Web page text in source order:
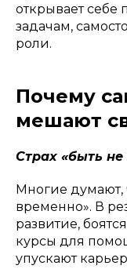
открывает себе
задачам,
роли.
Почему
мешают
Страх «быть
Многие думают,
временно». В
развитие,
курсы для
упускают